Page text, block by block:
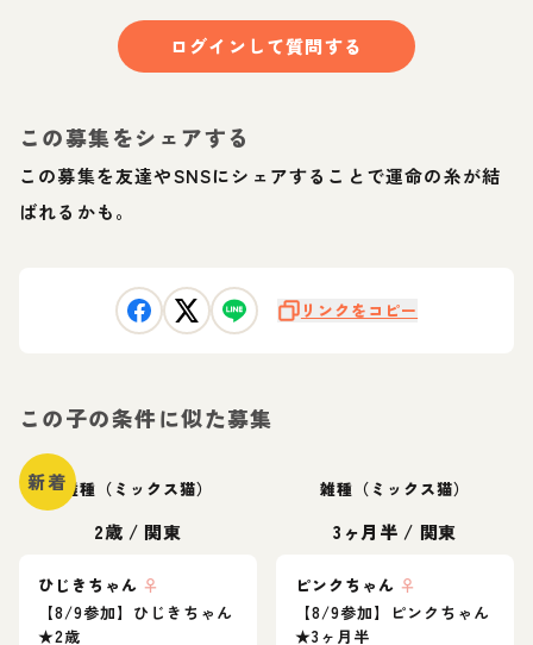
ログインして質問する
この募集をシェアする
この募集を友達やSNSにシェアすることで運命の糸が結
ばれるかも。
リンクをコピー
この子の条件に似た募集
新着雑種（ミックス猫）
2歳 / 関東
ひじきちゃん ♀
【8/9参加】ひじきちゃん
★2歳
雑種（ミックス猫）
3ヶ月半 / 関東
ピンクちゃん ♀
【8/9参加】ピンクちゃん
★3ヶ月半